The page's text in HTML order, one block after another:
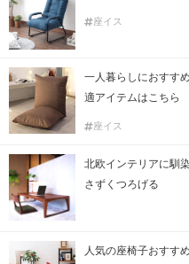
座イス
一人暮らしにおすす
適アイテムはこちら
座イス
北欧インテリアに馴
さずくつろげる
人気の座椅子おすす